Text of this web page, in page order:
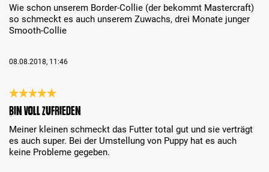
Wie schon unserem Border-Collie (der bekommt Mastercraft)
so schmeckt es auch unserem Zuwachs, drei Monate junger
Smooth-Collie
08.08.2018, 11:46
Recenzja z oceną 5 spośród 5 gwiazdek
Bin voll Zufrieden
Meiner kleinen schmeckt das Futter total gut und sie verträgt
es auch super. Bei der Umstellung von Puppy hat es auch
keine Probleme gegeben.